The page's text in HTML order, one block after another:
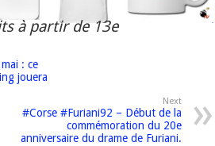
à partir de 13e
: ce
jouera
Next
#Corse #Furiani92 – Début de la
commémoration du 20e
anniversaire du drame de Furiani.